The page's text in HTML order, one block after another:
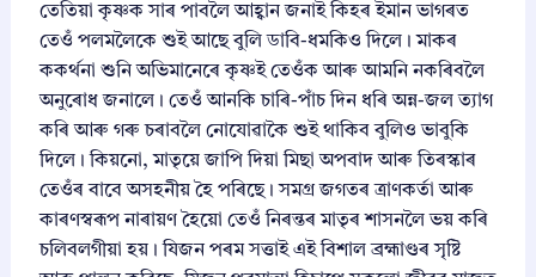
তেতিয়া কৃষ্ণক সাৰ পাবলৈ আহ্বান জনাই কিহৰ ইমান ভাগৰত
তেওঁ পলমলৈকে শুই আছে বুলি ডাবি-ধমকিও দিলে। মাকৰ
ককৰ্থনা শুনি অভিমানেৰে কৃষ্ণই তেওঁক আৰু আমনি নকৰিবলৈ
অনুৰোধ জনালে। তেওঁ আনকি চাৰি-পাঁচ দিন ধৰি অন্ন-জল ত্যাগ
কৰি আৰু গৰু চৰাবলৈ নোযোৱাকৈ শুই থাকিব বুলিও ভাবুকি
দিলে। কিয়নো, মাতৃয়ে জাপি দিয়া মিছা অপবাদ আৰু তিৰস্কাৰ
তেওঁৰ বাবে অসহনীয় হৈ পৰিছে। সমগ্ৰ জগতৰ ত্ৰাণকৰ্তা আৰু
কাৰণস্বৰূপ নাৰায়ণ হৈয়ো তেওঁ নিৰন্তৰ মাতৃৰ শাসনলৈ ভয় কৰি
চলিবলগীয়া হয়। যিজন পৰম সত্তাই এই বিশাল ব্ৰহ্মাণ্ডৰ সৃষ্টি